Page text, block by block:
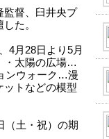
監督、臼井央プ
た。
4月28日より5月
・太陽の広場…
ンウォーク…漫
トなどの模型
（土・祝）の期